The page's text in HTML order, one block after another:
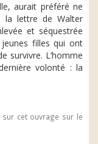
aurait préféré ne
la lettre de Walter
et séquestrée
filles qui ont
survivre. L’homme
volonté : la
cet ouvrage sur le